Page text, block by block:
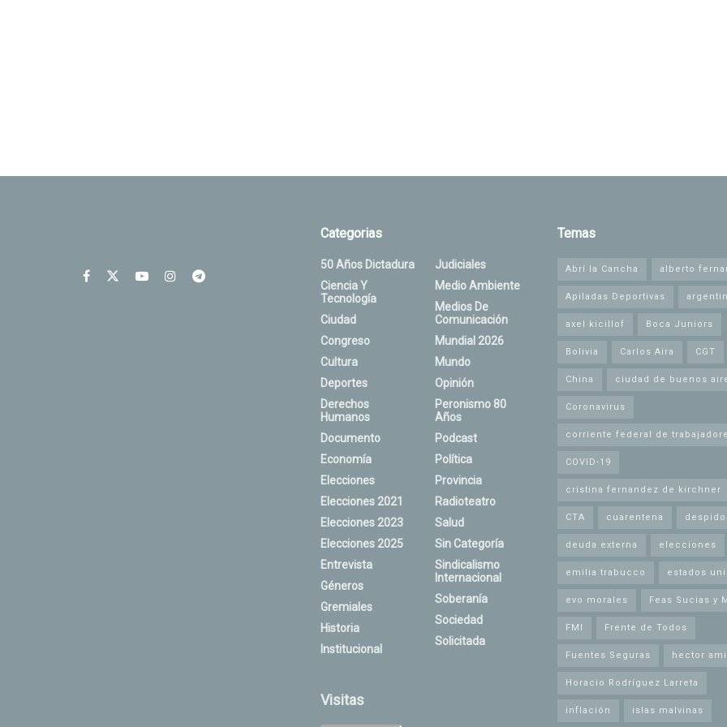
Categorias
50 Años Dictadura
Ciencia Y
Tecnología
Ciudad
Congreso
Cultura
Deportes
Derechos
Humanos
Documento
Economía
Elecciones
Elecciones 2021
Elecciones 2023
Elecciones 2025
Entrevista
Géneros
Gremiales
Historia
Institucional
Judiciales
Medio Ambiente
Medios De
Comunicación
Mundial 2026
Mundo
Opinión
Peronismo 80
Años
Podcast
Política
Provincia
Radioteatro
Salud
Sin Categoría
Sindicalismo
Internacional
Soberanía
Sociedad
Solicitada
Visitas
Temas
Abrí la Cancha alberto
Apiladas Deportivas
axel kicillof Boca Juniors
Bolivia Carlos Aira CGT
China ciudad de buenos
Coronavirus
corriente federal de
COVID-19
cristina fernandez de kirchner
CTA cuarentena
deuda externa elecciones
emilia trabucco estados
evo morales Feas Sucias y
FMI Frente de Todos
Fuentes Seguras hector
Horacio Rodríguez Larreta
inflación islas malvinas